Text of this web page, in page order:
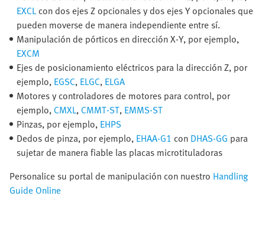
EXCLcon dos ejes Z opcionales y dos ejes Y opcionales que
pueden moverse de manera independiente entre sí.
Manipulación de pórticos en dirección X-Y, por ejemplo,
EXCM
Ejes de posicionamiento eléctricos para la dirección Z, por
ejemplo, EGSC, ELGC, ELGA
Motores y controladores de motores para control, por
ejemplo,CMXL,CMMT-ST, EMMS-ST
Pinzas, por ejemplo, EHPS
Dedos de pinza, por ejemplo, EHAA-G1 con DHAS-GG para
sujetar de manera fiable las placas microtituladoras
Personalice su portal de manipulación con nuestro Handling
Guide Online